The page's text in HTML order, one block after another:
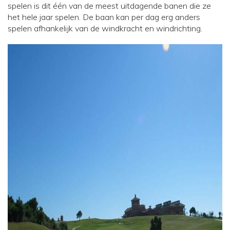
spelen is dit één van de meest uitdagende banen die ze
het hele jaar spelen. De baan kan per dag erg anders
spelen afhankelijk van de windkracht en windrichting.